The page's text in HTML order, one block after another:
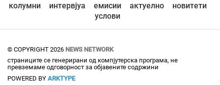
колумни интервјуа емисии актуелно
новитети
услови
© COPYRIGHT 2026 NEWS NETWORK
страниците се генерирани од компјутерска програма, не
превземаме одговорност за објавените содржини
POWERED BY ARKTYPE